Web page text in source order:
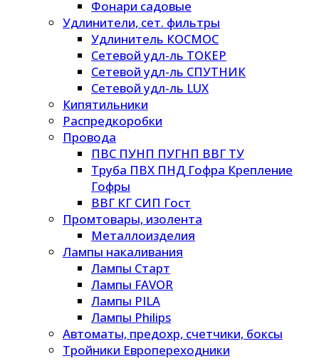
Фонари садовые
Удлинители, сет. фильтры
Удлинитель КОСМОС
Сетевой удл-ль ТОКЕР
Сетевой удл-ль СПУТНИК
Сетевой удл-ль LUX
Кипятильники
Распредкоробки
Провода
ПВС ПУНП ПУГНП ВВГ ТУ
Труба ПВХ ПНД Гофра Крепление
Гофры
ВВГ КГ СИП Гост
Промтовары, изолента
Металлоизделия
Лампы накаливания
Лампы Старт
Лампы FAVOR
Лампы PILA
Лампы Philips
Автоматы, предохр, счетчики, боксы
Тройники Европереходники